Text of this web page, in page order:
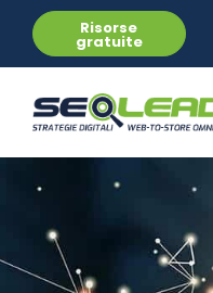
Risorse
gratuite